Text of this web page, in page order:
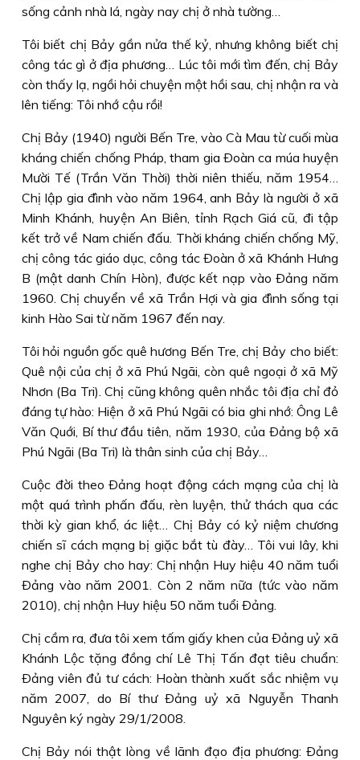
sống cảnh nhà lá, ngày nay chị ở nhà tường…
Tôi biết chị Bảy gần nửa thế kỷ, nhưng không biết chị
công tác gì ở địa phương… Lúc tôi mới tìm đến, chị Bảy
còn thấy lạ, ngồi hỏi chuyện một hồi sau, chị nhận ra và
lên tiếng: Tôi nhớ cậu rồi!
Chị Bảy (1940) người Bến Tre, vào Cà Mau từ cuối mùa
kháng chiến chống Pháp, tham gia Ðoàn ca múa huyện
Mười Tế (Trần Văn Thời) thời niên thiếu, năm 1954…
Chị lập gia đình vào năm 1964, anh Bảy là người ở xã
Minh Khánh, huyện An Biên, tỉnh Rạch Giá cũ, đi tập
kết trở về Nam chiến đấu. Thời kháng chiến chống Mỹ,
chị công tác giáo dục, công tác Ðoàn ở xã Khánh Hưng
B (mật danh Chín Hòn), được kết nạp vào Ðảng năm
1960. Chị chuyển về xã Trần Hợi và gia đình sống tại
kinh Hào Sai từ năm 1967 đến nay.
Tôi hỏi nguồn gốc quê hương Bến Tre, chị Bảy cho biết:
Quê nội của chị ở xã Phú Ngãi, còn quê ngoại ở xã Mỹ
Nhơn (Ba Tri). Chị cũng không quên nhắc tôi địa chỉ đỏ
đáng tự hào: Hiện ở xã Phú Ngãi có bia ghi nhớ: Ông Lê
Văn Quới, Bí thư đầu tiên, năm 1930, của Ðảng bộ xã
Phú Ngãi (Ba Tri) là thân sinh của chị Bảy…
Cuộc đời theo Ðảng hoạt động cách mạng của chị là
một quá trình phấn đấu, rèn luyện, thử thách qua các
thời kỳ gian khổ, ác liệt… Chị Bảy có kỷ niệm chương
chiến sĩ cách mạng bị giặc bắt tù đày… Tôi vui lây, khi
nghe chị Bảy cho hay: Chị nhận Huy hiệu 40 năm tuổi
Ðảng vào năm 2001. Còn 2 năm nữa (tức vào năm
2010), chị nhận Huy hiệu 50 năm tuổi Ðảng.
Chị cầm ra, đưa tôi xem tấm giấy khen của Ðảng uỷ xã
Khánh Lộc tặng đồng chí Lê Thị Tấn đạt tiêu chuẩn:
Ðảng viên đủ tư cách: Hoàn thành xuất sắc nhiệm vụ
năm 2007, do Bí thư Ðảng uỷ xã Nguyễn Thanh
Nguyên ký ngày 29/1/2008.
Chị Bảy nói thật lòng về lãnh đạo địa phương: Ðảng